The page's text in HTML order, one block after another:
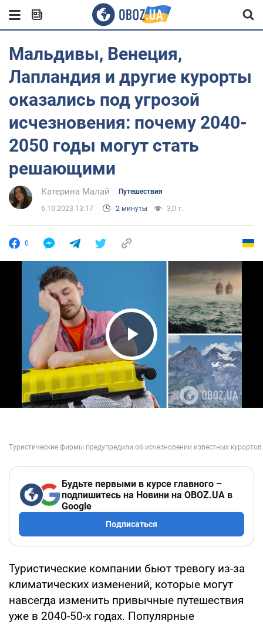
Мальдивы, Венеция,
Лапландия и другие курорты
оказались под угрозой
исчезновения: почему 2040-
2050 годы могут стать
решающими
Катерина Малай Путешествия
6.10.2023 13:17 2 минуты 3,0 т.
0
Play Video
Будьте первыми в курсе главного –
подпишитесь на Новини на OBOZ.UA в
Google
Подписаться
Туристические компании бьют тревогу из-за
климатических изменений, которые могут
навсегда изменить привычные путешествия
уже в 2040-50-х годах. Популярные